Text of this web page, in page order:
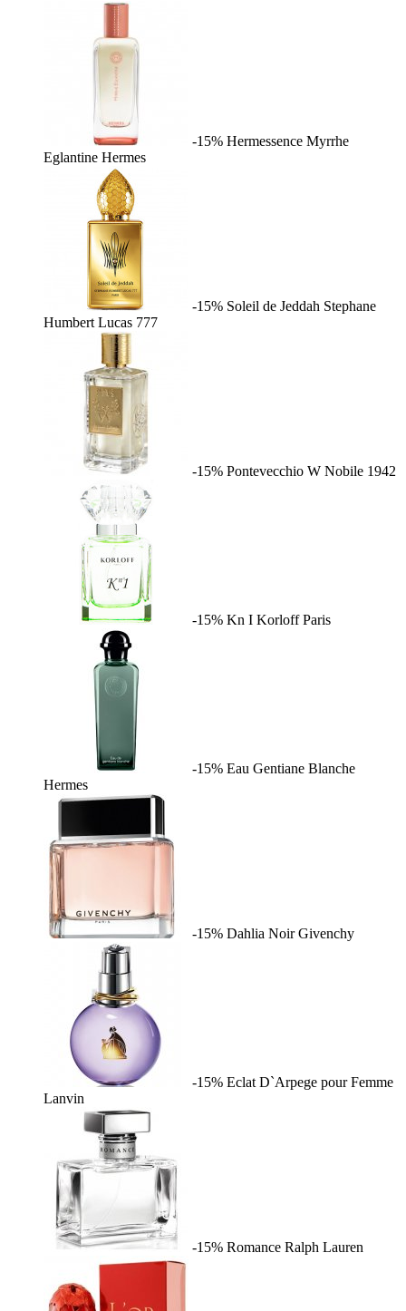
-15% Hermessence Myrrhe
Eglantine Hermes
-15% Soleil de Jeddah Stephane
Humbert Lucas 777
-15% Pontevecchio W Nobile 1942
-15% Kn I Korloff Paris
-15% Eau Gentiane Blanche
Hermes
-15% Dahlia Noir Givenchy
-15% Eclat D`Arpege pour Femme
Lanvin
-15% Romance Ralph Lauren